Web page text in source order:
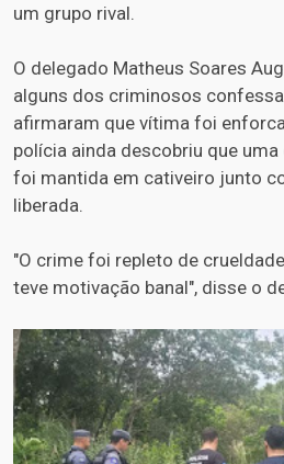
um grupo rival.
O delegado Matheus Soares
alguns dos criminosos
afirmaram que vítima foi
polícia ainda descobriu que
foi mantida em cativeiro junto
liberada.
"O crime foi repleto de
teve motivação banal", disse o